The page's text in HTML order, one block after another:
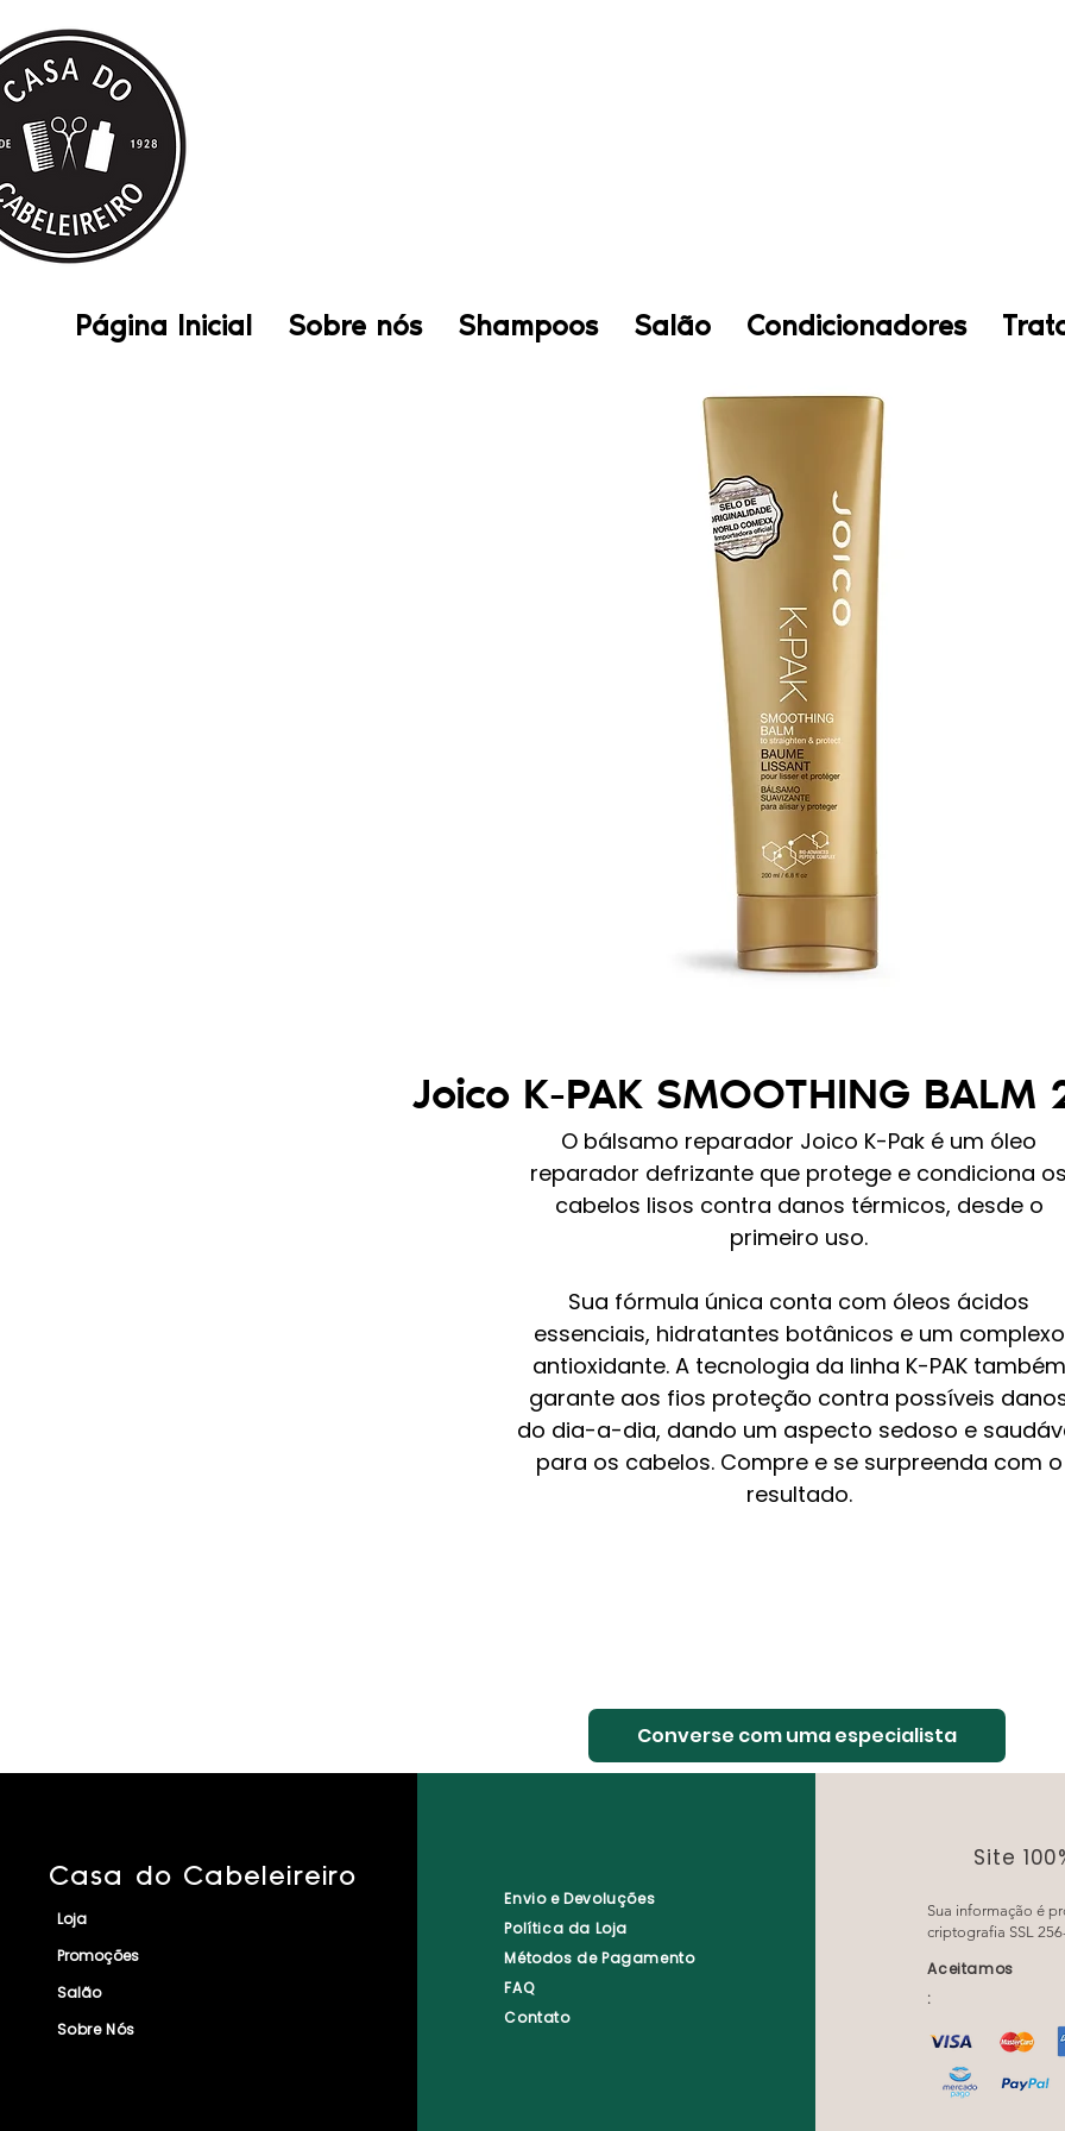
Página Inicial Sobre nós Shampoos Salão Condicionadores
Joico K-PAK SMOOTHING BALM
O bálsamo reparador Joico K-Pak é um óleo
reparador defrizante que protege e condiciona os
cabelos lisos contra danos térmicos, desde o
primeiro uso.
Sua fórmula única conta com óleos ácidos
essenciais, hidratantes botânicos e um complexo
antioxidante. A tecnologia da linha K-PAK também
garante aos fios proteção contra possíveis
do dia-a-dia, dando um aspecto sedoso e
para os cabelos. Compre e se surpreenda com o
resultado.
Converse com uma especialista
Casa do Cabeleireiro
Loja
Promoções
Salão
Sobre Nós
Envio e Devoluções
Política da Loja
Métodos de Pagamento
FAQ
Contato
Site
Sua informação é
criptografia SSL
Aceitamos
: